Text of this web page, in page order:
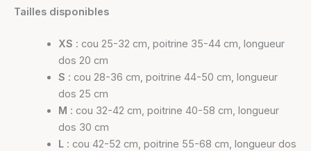
Tailles disponibles
XS : cou 25-32 cm, poitrine 35-44 cm, longueur
dos 20 cm
S : cou 28-36 cm, poitrine 44-50 cm, longueur
dos 25 cm
M : cou 32-42 cm, poitrine 40-58 cm, longueur
dos 30 cm
L: cou 42-52 cm, poitrine 55-68 cm, longueur dos